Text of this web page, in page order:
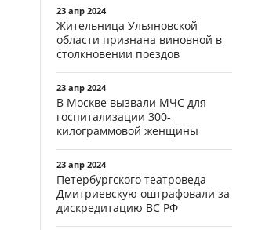
23 апр 2024
Жительница Ульяновской
области признана виновной в
столкновении поездов
23 апр 2024
В Москве вызвали МЧС для
госпитализации 300-
килограммовой женщины
23 апр 2024
Петербургского театроведа
Дмитриевскую оштрафовали за
дискредитацию ВС РФ